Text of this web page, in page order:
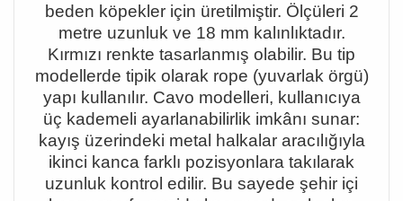
beden köpekler için üretilmiştir. Ölçüleri 2
metre uzunluk ve 18 mm kalınlıktadır.
Kırmızı renkte tasarlanmış olabilir. Bu tip
modellerde tipik olarak rope (yuvarlak örgü)
yapı kullanılır. Cavo modelleri, kullanıcıya
üç kademeli ayarlanabilirlik imkânı sunar:
kayış üzerindeki metal halkalar aracılığıyla
ikinci kanca farklı pozisyonlara takılarak
uzunluk kontrol edilir. Bu sayede şehir içi